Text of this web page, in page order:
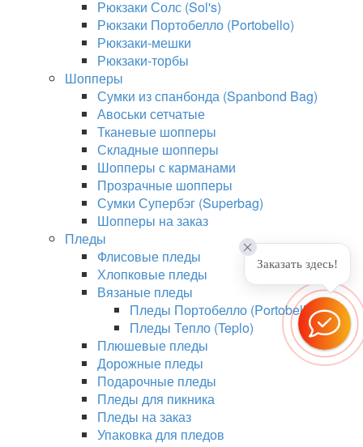
Рюкзаки Солс (Sol's)
Рюкзаки Портобелло (Portobello)
Рюкзаки-мешки
Рюкзаки-торбы
Шопперы
Сумки из спанбонда (Spanbond Bag)
Авоськи сетчатые
Тканевые шопперы
Складные шопперы
Шопперы с карманами
Прозрачные шопперы
Сумки Супербэг (Superbag)
Шопперы на заказ
Пледы
Флисовые пледы
Хлопковые пледы
Вязаные пледы
Пледы Портобелло (Portobello)
Пледы Тепло (Teplo)
Плюшевые пледы
Дорожные пледы
Подарочные пледы
Пледы для пикника
Пледы на заказ
Упаковка для пледов
Заказать здесь!